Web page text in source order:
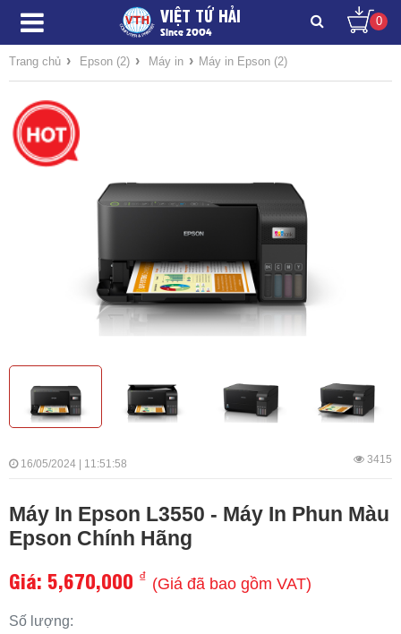
VIỆT TỨ HẢI
Since 2004
0
Trang chủ › Epson (2) › Máy in › Máy in Epson (2)
16/05/2024 | 11:51:58 3415
Máy In Epson L3550 - Máy In Phun Màu
Epson Chính Hãng
Giá: 5,670,000 ₫ (Giá đã bao gồm VAT)
Số lượng: